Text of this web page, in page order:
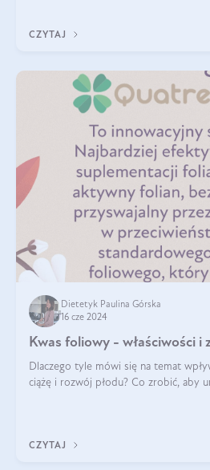
CZYTAJ
Dietetyk Paulina Górska
16 cze 2024
Kwas foliowy - właściwości i
Dlaczego tyle mówi się na temat
ciążę i rozwój płodu? Co zrobić, aby
CZYTAJ